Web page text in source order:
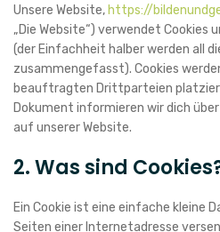
Unsere Website, https://
„Die Website“) verwendet Cookies
(der Einfachheit halber werden all
zusammengefasst). Cookies
beauftragten Drittparteien
Dokument informieren wir dich
auf unserer Website.
2. Was sind
Ein Cookie ist eine einfache kleine
Seiten einer Internetadresse